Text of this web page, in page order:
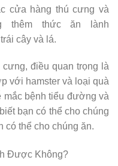
cửa hàng thú cưng và
thêm thức ăn lành
cây và lá.
điều quan trọng là
với hamster và loại quà
mắc bệnh tiểu đường và
bạn có thể cho chúng
có thể cho chúng ăn.